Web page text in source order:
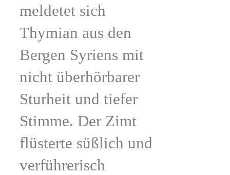
meldetet sich
Thymian aus den
Bergen Syriens mit
nicht überhörbarer
Sturheit und tiefer
Stimme. Der Zimt
flüsterte süßlich und
verführerisch